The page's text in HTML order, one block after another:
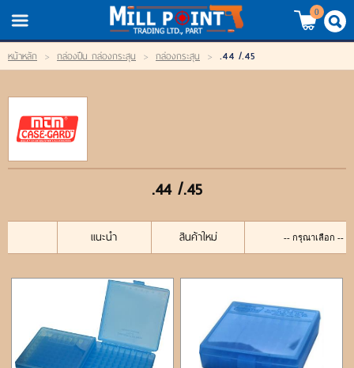
TH/EN
LOGIN REGISTER
สินค้าลดราคา
ขั้นตอนการสั่งซื้อ
0
หน้าหลัก > กล่องปืน กล่องกระสุน > กล่องกระสุน > .44 /.45
.44 /.45
แนะนำ สินค้าใหม่